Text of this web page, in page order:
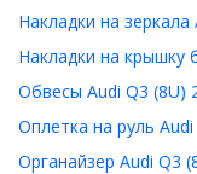
Накладки на
Накладки на крышку
Обвесы Audi Q3 (8U)
Оплетка на руль
Органайзер Audi Q3